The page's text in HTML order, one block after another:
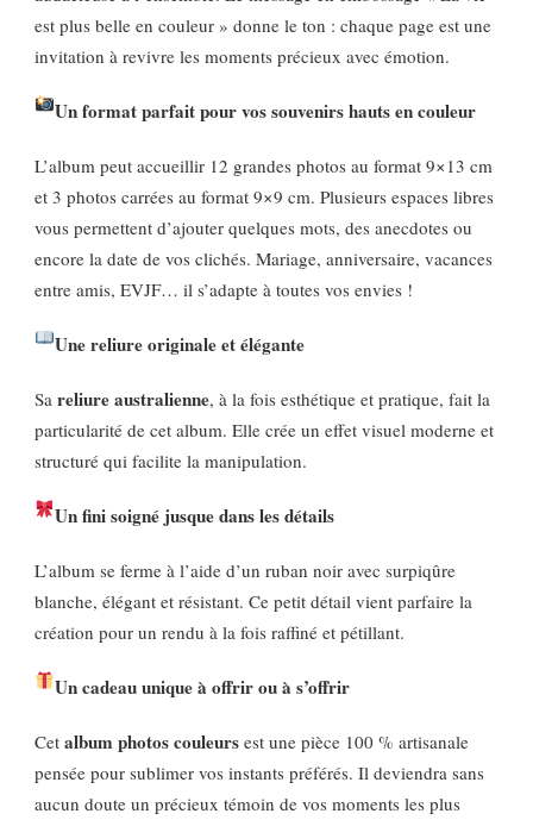
est plus belle en couleur » donne le ton : chaque page est une
invitation à revivre les moments précieux avec émotion.
Un format parfait pour vos souvenirs hauts en couleur
L’album peut accueillir 12 grandes photos au format 9×13 cm
et 3 photos carrées au format 9×9 cm. Plusieurs espaces libres
vous permettent d’ajouter quelques mots, des anecdotes ou
encore la date de vos clichés. Mariage, anniversaire, vacances
entre amis, EVJF… il s’adapte à toutes vos envies !
Une reliure originale et élégante
Sa reliure australienne, à la fois esthétique et pratique, fait la
particularité de cet album. Elle crée un effet visuel moderne et
structuré qui facilite la manipulation.
Un fini soigné jusque dans les détails
L’album se ferme à l’aide d’un ruban noir avec surpiqûre
blanche, élégant et résistant. Ce petit détail vient parfaire la
création pour un rendu à la fois raffiné et pétillant.
Un cadeau unique à offrir ou à s’offrir
Cet album photos couleurs est une pièce 100 % artisanale
pensée pour sublimer vos instants préférés. Il deviendra sans
aucun doute un précieux témoin de vos moments les plus